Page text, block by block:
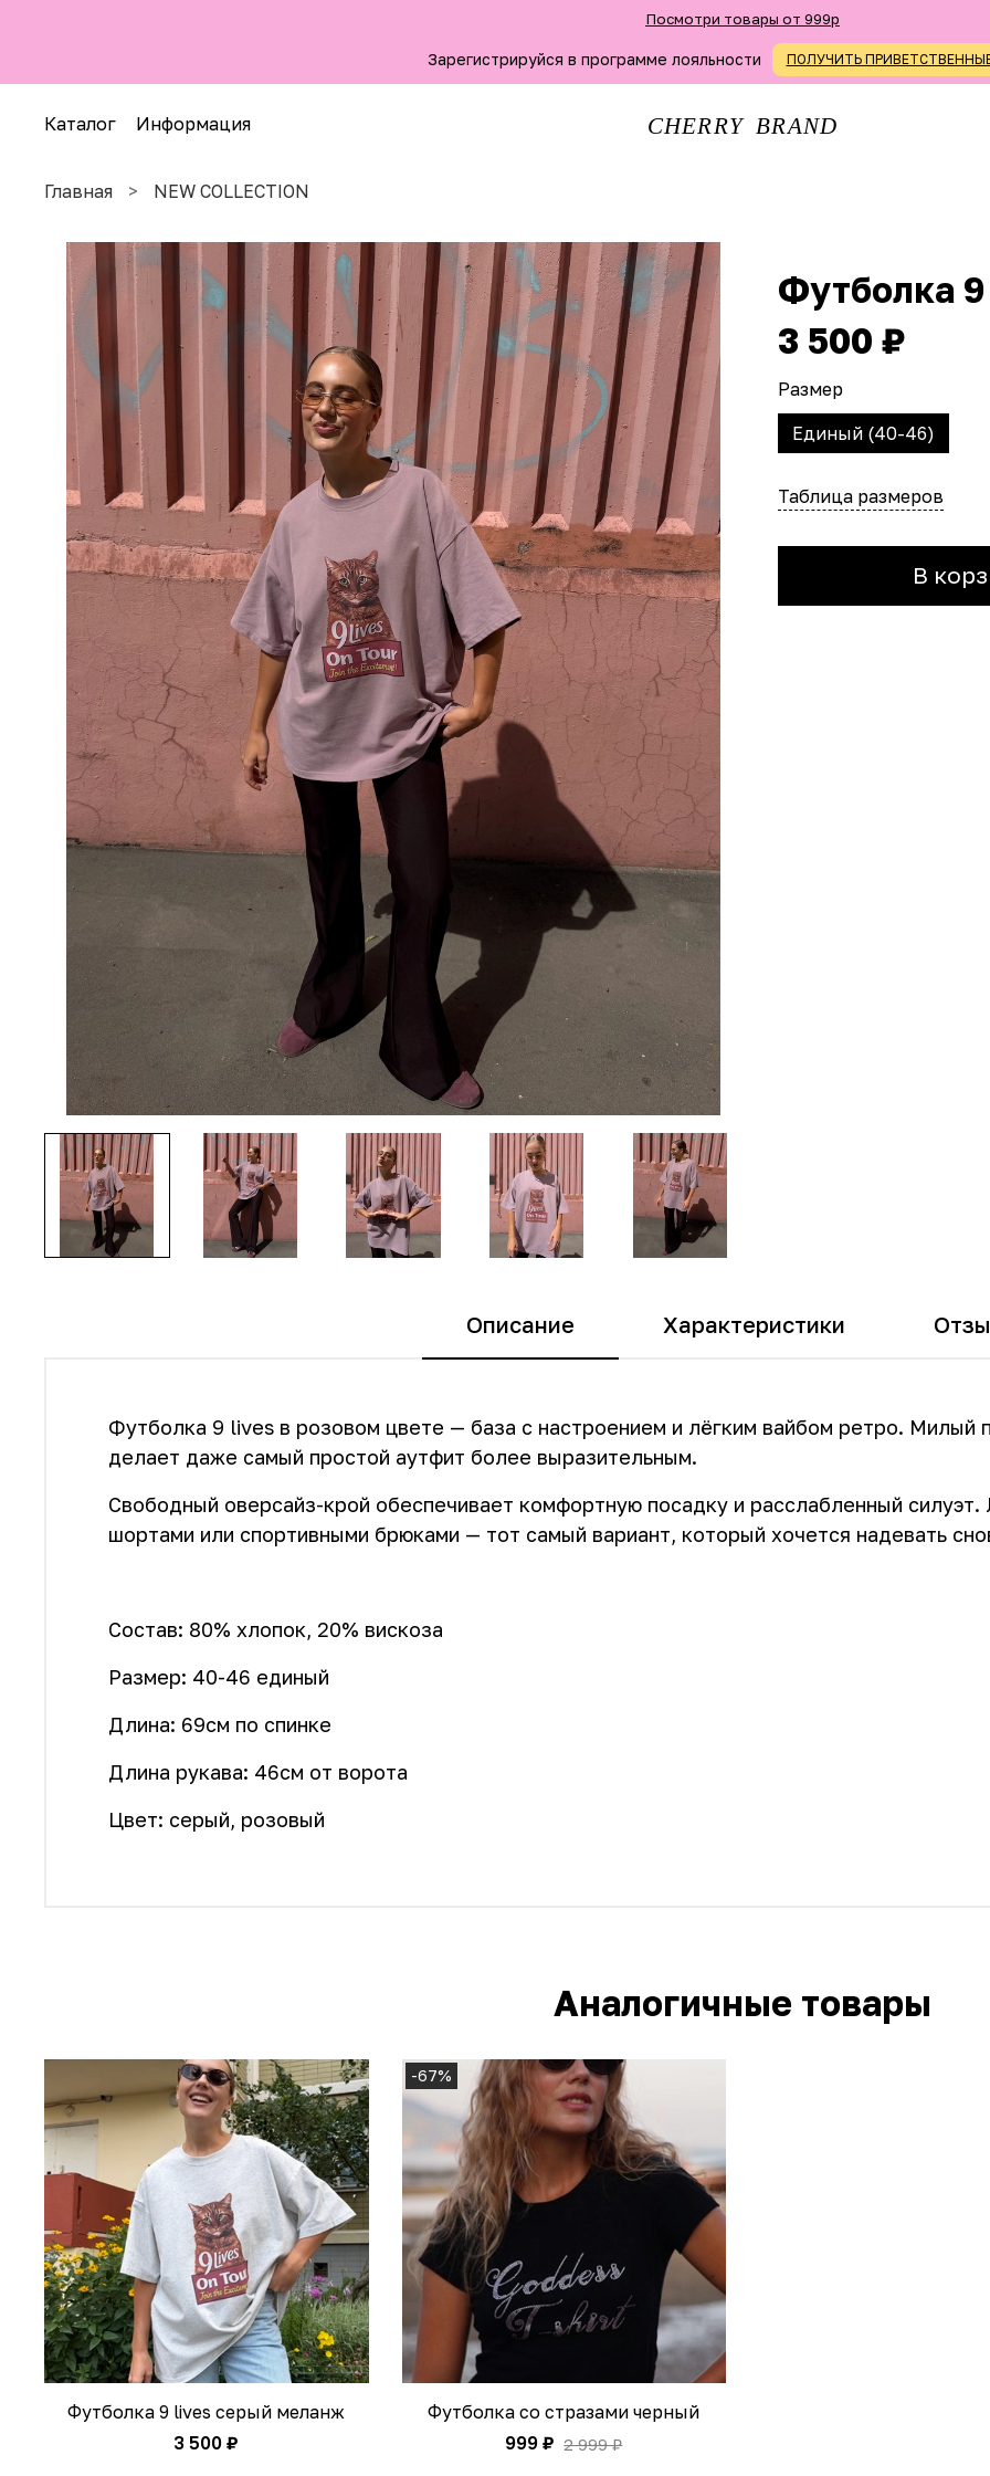
Посмотри товары от 999р
Зарегистрируйся в программе лояльности ПОЛУЧИТЬ
CHERRY BRAND
Каталог Информация
Главная NEW COLLECTION
Футболка
3 500 ₽
Таблица размеров
В
Размер
Единый (40-46)
Описание Характеристики
Футболка 9 lives в розовом цвете — база с настроением и лёгким вайбом ретро. Милый
делает даже самый простой аутфит более выразительным.
Свободный оверсайз-крой обеспечивает комфортную посадку и расслабленный
шортами или спортивными брюками — тот самый вариант, который хочется надевать
Состав: 80% хлопок, 20% вискоза
Размер: 40-46 единый
Длина: 69см по спинке
Длина рукава: 46см от ворота
Цвет: серый, розовый
Аналогичные товары
Футболка 9 lives серый меланж
3 500 ₽
-67%
Футболка со стразами черный
999 ₽ 2 999 ₽